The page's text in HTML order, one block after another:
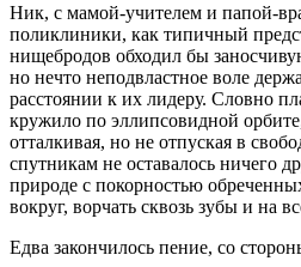
Ник, с мамой-учителем и папой-
поликлиники, как типичный
нищебродов обходил бы
но нечто неподвластное воле
расстоянии к их лидеру. Словно
кружило по эллипсовидной
отталкивая, но не отпуская в
спутникам не оставалось ничего
природе с покорностью
вокруг, ворчать сквозь зубы и на
Едва закончилось пение, со